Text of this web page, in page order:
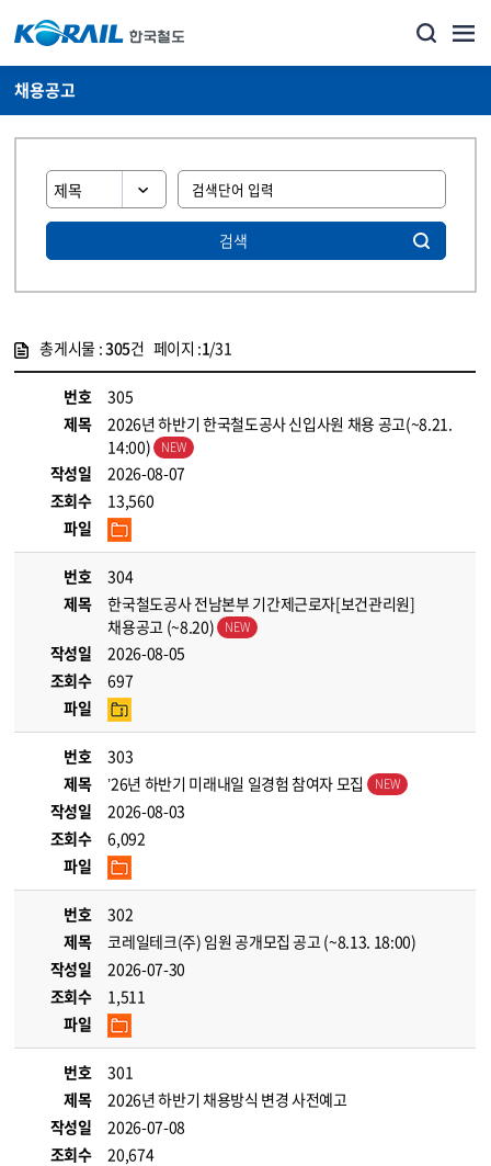
채용공고
검색
총게시물 :305건 페이지 :1/31
번호
305
제목
2026년 하반기 한국철도공사 신입사원 채용 공고(~8.21.
14:00)
작성일
2026-08-07
조회수
13,560
파일
번호
304
제목
한국철도공사 전남본부 기간제근로자[보건관리원]
채용공고 (~8.20)
작성일
2026-08-05
조회수
697
파일
번호
303
제목
’26년 하반기 미래내일 일경험 참여자 모집
작성일
2026-08-03
조회수
6,092
파일
번호
302
제목
코레일테크(주) 임원 공개모집 공고 (~8.13. 18:00)
작성일
2026-07-30
조회수
1,511
파일
번호
301
제목
2026년 하반기 채용방식 변경 사전예고
작성일
2026-07-08
조회수
20,674